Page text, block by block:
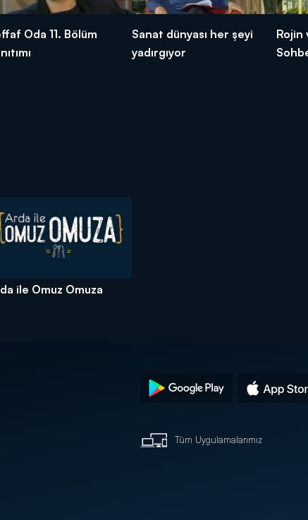
Oda 11. Bölüm
Sanat dünyası her şeyi
yadırgıyor
Rojin
ile Omuz Omuza
Tüm Uygulamalarımız